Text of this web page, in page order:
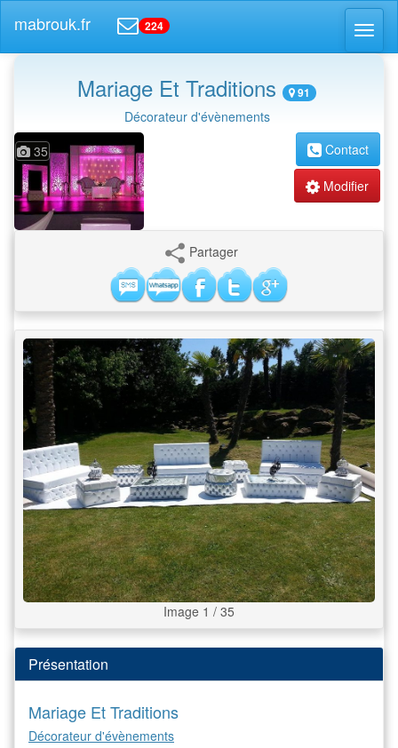
mabrouk.fr 224
Mariage Et Traditions 91
Décorateur d'évènements
35
Contact
Modifier
Partager
Image 1 / 35
Présentation
Mariage Et Traditions
Décorateur d'évènements